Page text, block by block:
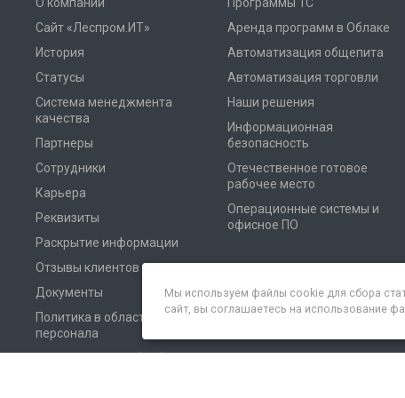
Сайт «Леспром.ИТ»
История
Статусы
Система менеджмента
качества
Партнеры
Сотрудники
Карьера
Реквизиты
Раскрытие информации
Отзывы клиентов
Документы
Политика в области
персонала
Аренда программ в Облаке
Автоматизация общепита
Автоматизация торговли
Наши решения
Информационная
безопасность
Отечественное готовое
рабочее место
Операционные системы и
офисное ПО
Мы используем файлы cookie для сбора
сайт, вы соглашаетесь на использование